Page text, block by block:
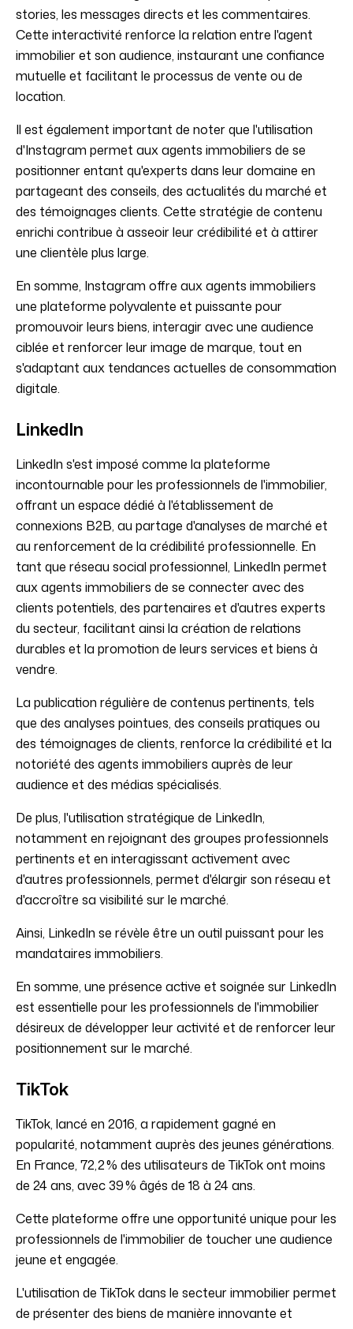
stories, les messages directs et les commentaires.
Cette interactivité renforce la relation entre l'agent
immobilier et son audience, instaurant une confiance
mutuelle et facilitant le processus de vente ou de
location.
Il est également important de noter que l'utilisation
d'Instagram permet aux agents immobiliers de se
positionner entant qu'experts dans leur domaine en
partageant des conseils, des actualités du marché et
des témoignages clients. Cette stratégie de contenu
enrichi contribue à asseoir leur crédibilité et à attirer
une clientèle plus large.
En somme, Instagram offre aux agents immobiliers
une plateforme polyvalente et puissante pour
promouvoir leurs biens, interagir avec une audience
ciblée et renforcer leur image de marque, tout en
s'adaptant aux tendances actuelles de consommation
digitale.
LinkedIn
LinkedIn s'est imposé comme la plateforme
incontournable pour les professionnels de l'immobilier,
offrant un espace dédié à l'établissement de
connexions B2B, au partage d'analyses de marché et
au renforcement de la crédibilité professionnelle. En
tant que réseau social professionnel, LinkedIn permet
aux agents immobiliers de se connecter avec des
clients potentiels, des partenaires et d'autres experts
du secteur, facilitant ainsi la création de relations
durables et la promotion de leurs services et biens à
vendre.
La publication régulière de contenus pertinents, tels
que des analyses pointues, des conseils pratiques ou
des témoignages de clients, renforce la crédibilité et la
notoriété des agents immobiliers auprès de leur
audience et des médias spécialisés.
De plus, l'utilisation stratégique de LinkedIn,
notamment en rejoignant des groupes professionnels
pertinents et en interagissant activement avec
d'autres professionnels, permet d'élargir son réseau et
d'accroître sa visibilité sur le marché.
Ainsi, LinkedIn se révèle être un outil puissant pour les
mandataires immobiliers.
En somme, une présence active et soignée sur LinkedIn
est essentielle pour les professionnels de l'immobilier
désireux de développer leur activité et de renforcer leur
positionnement sur le marché.
TikTok
TikTok, lancé en 2016, a rapidement gagné en
popularité, notamment auprès des jeunes générations.
En France, 72,2 % des utilisateurs de TikTok ont moins
de 24 ans, avec 39 % âgés de 18 à 24 ans.
Cette plateforme offre une opportunité unique pour les
professionnels de l'immobilier de toucher une audience
jeune et engagée.
L'utilisation de TikTok dans le secteur immobilier permet
de présenter des biens de manière innovante et